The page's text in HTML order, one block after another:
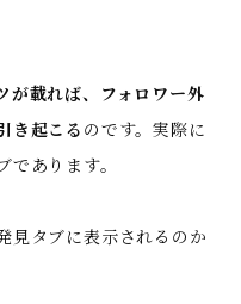
が載れば、フォロワー外
き起こる のです。実際に
あります。
見タブに表示されるのか